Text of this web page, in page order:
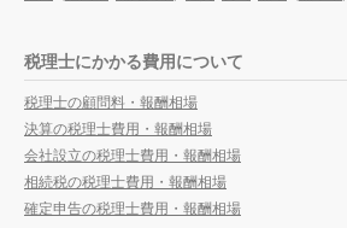
税理士にかかる費用について
税理士の顧問料・報酬相場
決算の税理士費用・報酬相場
会社設立の税理士費用・報酬相場
相続税の税理士費用・報酬相場
確定申告の税理士費用・報酬相場